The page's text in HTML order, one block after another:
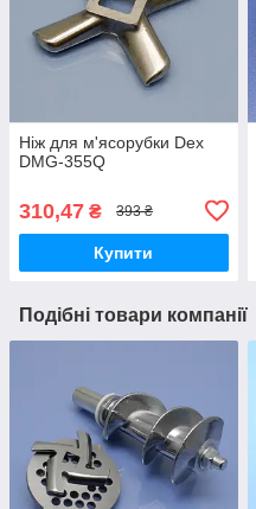
Ніж для м'ясорубки Dex
DMG-355Q
310,47 ₴ 393 ₴
Купити
Подібні товари компанії